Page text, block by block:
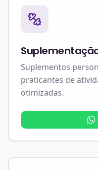
Suplementos
praticantes de
otimizadas.